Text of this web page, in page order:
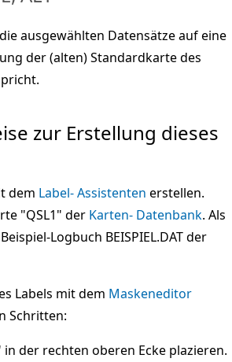
ausgewählten Datensätze auf eine
der (alten) Standardkarte des
zur Erstellung dieses
dem Label- Assistenten erstellen.
"QSL1" der Karten- Datenbank. Als
Logbuch BEISPIEL.DAT der
Labels mit dem Maskeneditor
Schritten:
in der rechten oberen Ecke plazieren.